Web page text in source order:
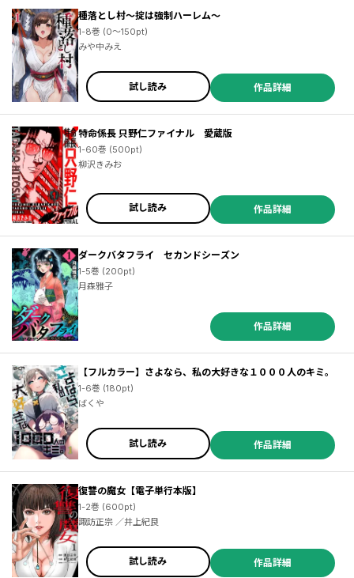
種落とし村～掟は強制ハーレム～
1-8巻 (0～150pt)
みや中みえ
試し読み 作品詳細
特命係長 只野仁ファイナル 愛蔵版
1-60巻 (500pt)
柳沢きみお
試し読み 作品詳細
ダークバタフライ セカンドシーズン
1-5巻 (200pt)
月森雅子
作品詳細
【フルカラー】さよなら、私の大好きな１０００人のキミ。
1-6巻 (180pt)
ばくや
試し読み 作品詳細
復讐の魔女【電子単行本版】
1-2巻 (600pt)
諏訪正宗 ／井上紀良
試し読み 作品詳細